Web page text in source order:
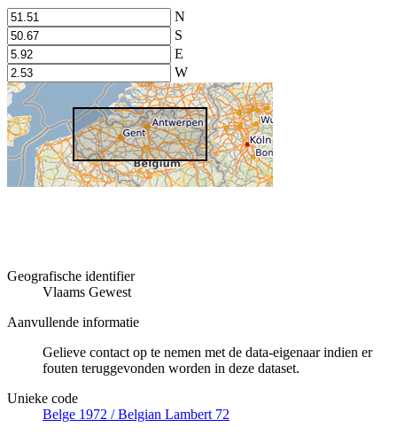
N
S
E
W
Geografische identifier
Vlaams Gewest
Aanvullende informatie
Gelieve contact op te nemen met de data-eigenaar indien er
fouten teruggevonden worden in deze dataset.
Unieke code
Belge 1972 / Belgian Lambert 72